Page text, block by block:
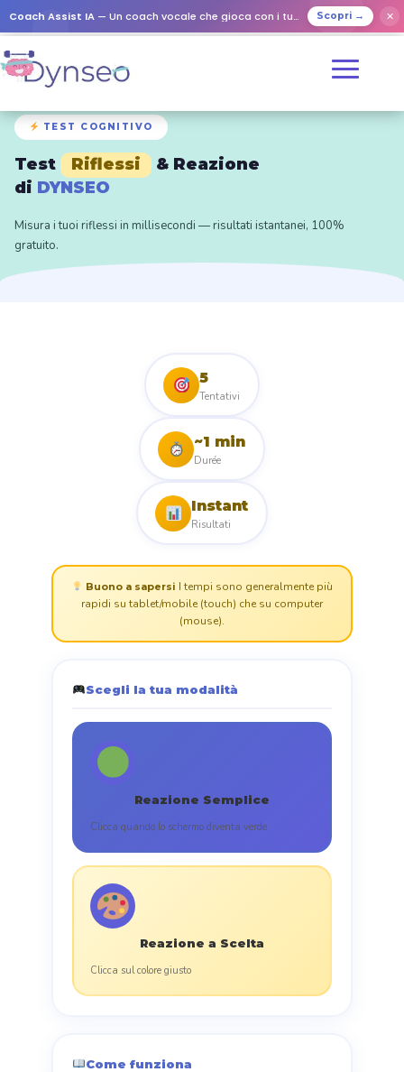
Coach Assist IA — Un coach vocale che gioca con i tuoi cari Scopri → ✕
TEST COGNITIVO
Test Riflessi
& Reazione
di DYNSEO
Misura i tuoi riflessi in millisecondi — risultati istantanei, 100%
gratuito.
5
Tentativi
~1 min
Durée
Instant
Risultati
Buono a sapersi I tempi sono generalmente più
rapidi su tablet/mobile (touch) che su computer
(mouse).
Scegli la tua modalità
Reazione Semplice
Clicca quando lo schermo diventa verde
Reazione a Scelta
Clicca sul colore giusto
Come funziona